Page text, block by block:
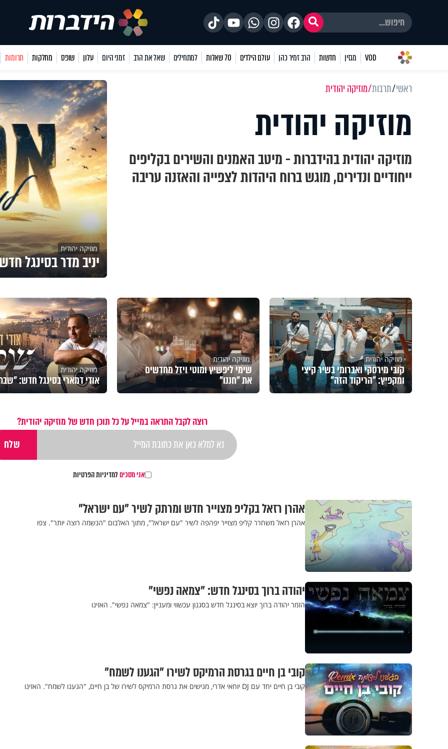
VOD מגזין חדשות הרב זמיר כהן עולם הילדים 70 שאלות למתחילים שאל את הרב זמני היום עלון שופס מחלקות תרומות
ראשי תרבות מוזיקה יהודית
מוזיקה יהודית
מוזיקה יהודית בהידברות - מיטב האמנים והשירים בקליפים
ייחודיים ונדירים, מוגש ברוח היהדות לצפייה והאזנה עריבה
מוזיקה יהודית
יניב מדר בסינגל
מוזיקה יהודית
קובי מירסקי ואברומי בשיר קיצי
ומקפיץ: "הריקוד הזה"
מוזיקה יהודית
שימי ליפשיץ ומוטי ויזל מחדשים
את "חננו"
מוזיקה יהודית
אודי דמארי בסינגל חדש:
רוצה לקבל התראה במייל על כל תוכן חדש של מוזיקה יהודית?
אני מסכיםלמדיניות הפרטיות
אהרן רזאל בקליפ מצוייר חדש ומרתק לשיר "עם ישראל"
אהרן רזאל משחרר קליפ מצוייר יפהפה לשיר "עם ישראל", מתוך האלבום "הנשמה רוצה יותר". צפו
יהודה ברוך בסינגל חדש: "צמאה נפשי"
הזמר יהודה ברוך יוצא בסינגל חדש בסגנון עכשווי ומעניין: "צמאה נפשי". האזינו
קובי בן חיים בגרסת הרמיקס לשירו "הגענו לשמח"
קובי בן חיים יחד עם DJ יוחאי אדרי, מגישים את גרסת הרמיקס לשירו של בן חיים, "הגענו לשמח". האזינו